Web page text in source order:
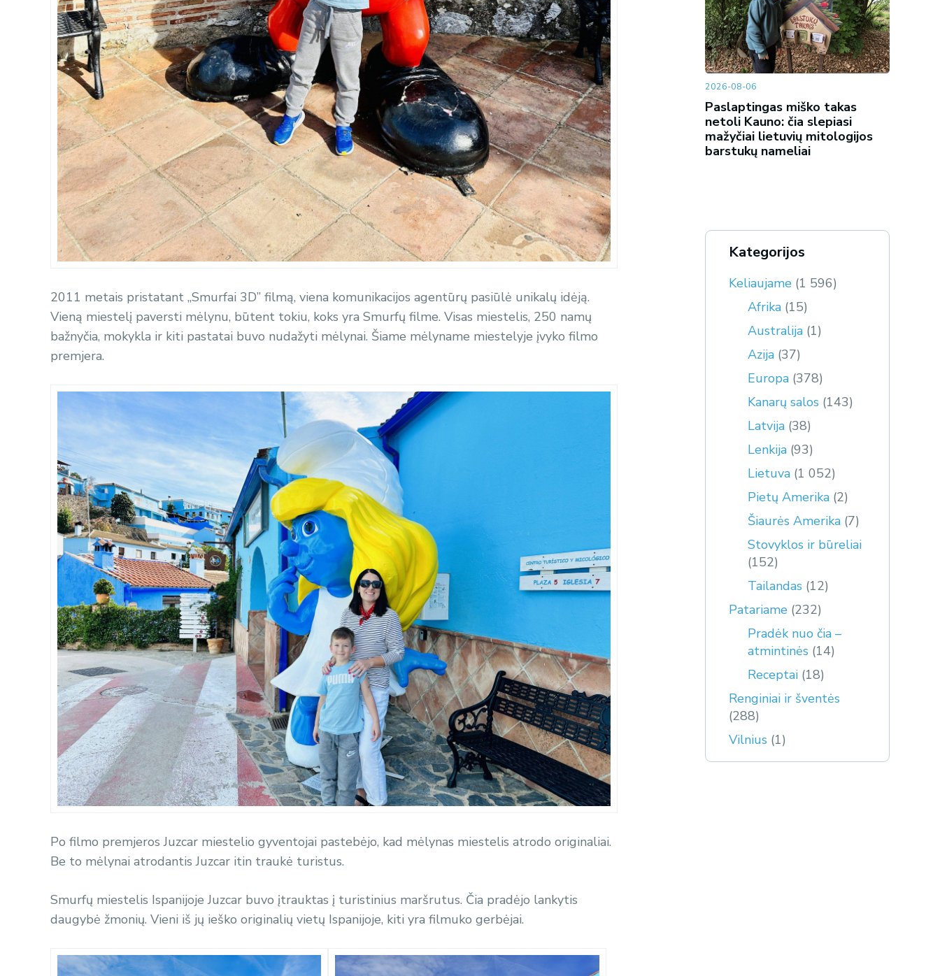
2011 metais pristatant „Smurfai 3D” filmą, viena komunikacijos agentūrų pasiūlė unikalų idėją.
Vieną miestelį paversti mėlynu, būtent tokiu, koks yra Smurfų filme. Visas miestelis, 250 namų
bažnyčia, mokykla ir kiti pastatai buvo nudažyti mėlynai. Šiame mėlyname miestelyje įvyko filmo
premjera.
Po filmo premjeros Juzcar miestelio gyventojai pastebėjo, kad mėlynas miestelis atrodo originaliai.
Be to mėlynai atrodantis Juzcar itin traukė turistus.
Smurfų miestelis IspanijojeJuzcar buvo įtrauktas į turistinius maršrutus. Čia pradėjo lankytis
daugybė žmonių. Vieni iš jų ieško originalių vietų Ispanijoje, kiti yra filmuko gerbėjai.
2026-08-06
Paslaptingas miško takas
netoli Kauno: čia slepiasi
mažyčiai lietuvių mitologijos
barstukų nameliai
Kategorijos
Keliaujame (1 596)
Afrika (15)
Australija (1)
Azija (37)
Europa (378)
Kanarų salos (143)
Latvija (38)
Lenkija (93)
Lietuva (1 052)
Pietų Amerika (2)
Šiaurės Amerika (7)
Stovyklos ir būreliai
(152)
Tailandas (12)
Patariame (232)
Pradėk nuo čia –
atmintinės (14)
Receptai (18)
Renginiai ir šventės
(288)
Vilnius (1)